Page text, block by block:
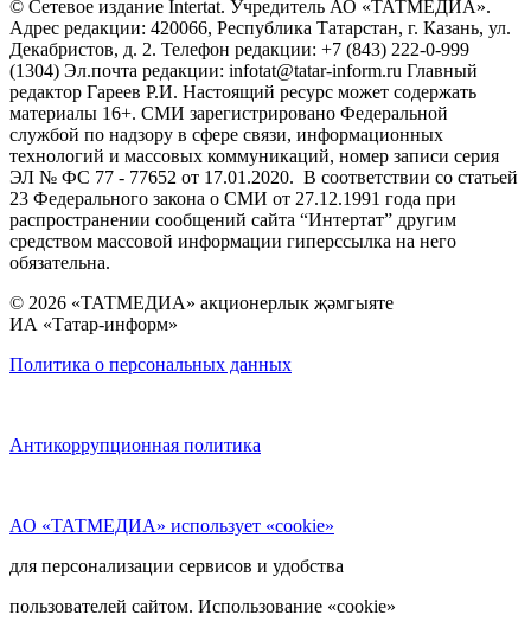
© Сетевое издание Intertat. Учредитель АО «ТАТМЕДИА».
Адрес редакции: 420066, Республика Татарстан, г. Казань, ул.
Декабристов, д. 2. Телефон редакции: +7 (843) 222-0-999
(1304) Эл.почта редакции: infotat@tatar-inform.ru Главный
редактор Гареев Р.И. Настоящий ресурс может содержать
материалы 16+. СМИ зарегистрировано Федеральной
службой по надзору в сфере связи, информационных
технологий и массовых коммуникаций, номер записи серия
ЭЛ № ФС 77 - 77652 от 17.01.2020. В соответствии со статьей
23 Федерального закона о СМИ от 27.12.1991 года при
распространении сообщений сайта “Интертат” другим
средством массовой информации гиперссылка на него
обязательна.
© 2026 «ТАТМЕДИА» акционерлык җәмгыяте
ИА «Татар-информ»
Политика о персональных данных
Антикоррупционная политика
АО «ТАТМЕДИА» использует «cookie»
для персонализации сервисов и удобства
пользователей сайтом. Использование «cookie»